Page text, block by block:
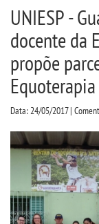
BIBLIOTECA
CPA
CPSA
FIES
CURSOS
UNIESP -
docente da
propõe
Equoterapia
Data: 24/05/2017 |